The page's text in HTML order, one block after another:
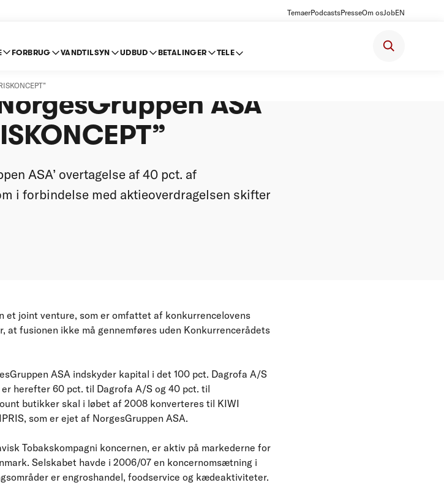
TemaerPodcastsPresseOm osJobEN
FORBRUG VANDTILSYN UDBUD BETALINGER TELE
ASA
ASA’ overtagelse af 40 pct. af
i forbindelse med aktieoverdragelsen skifter
et joint venture, som er omfattet af konkurrencelovens
at fusionen ikke må gennemføres uden Konkurrencerådets
ASA indskyder kapital i det 100 pct. Dagrofa A/S
herefter 60 pct. til Dagrofa A/S og 40 pct. til
butikker skal i løbet af 2008 konverteres til KIWI
som er ejet af NorgesGruppen ASA.
Tobakskompagni koncernen, er aktiv på markederne for
Selskabet havde i 2006/07 en koncernomsætning i
er engroshandel, foodservice og kædeaktiviteter.